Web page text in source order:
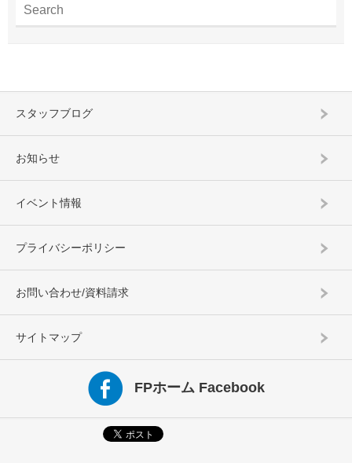
スタッフブログ
お知らせ
イベント情報
プライバシーポリシー
お問い合わせ/資料請求
サイトマップ
FPホーム Facebook